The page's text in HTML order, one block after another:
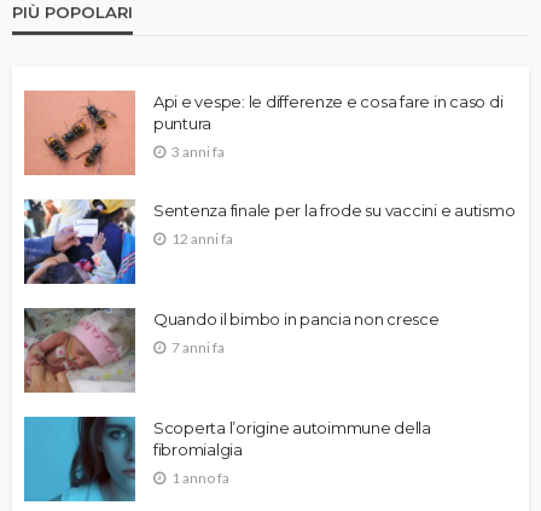
PIÙ POPOLARI
Api e vespe: le differenze e cosa fare in caso di
puntura
3 anni fa
Sentenza finale per la frode su vaccini e autismo
12 anni fa
Quando il bimbo in pancia non cresce
7 anni fa
Scoperta l’origine autoimmune della
fibromialgia
1 anno fa